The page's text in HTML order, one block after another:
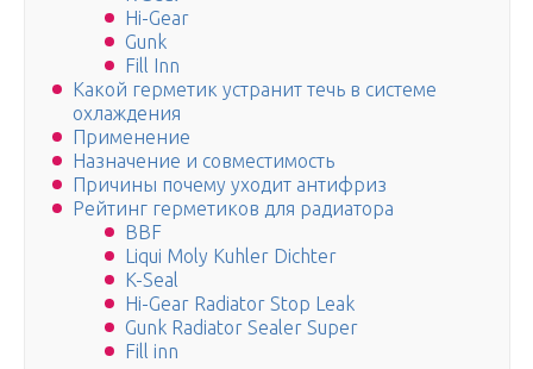
Hi-Gear
Gunk
Fill Inn
Какой герметик устранит течь в системе
охлаждения
Применение
Назначение и совместимость
Причины почему уходит антифриз
Рейтинг герметиков для радиатора
BBF
Liqui Moly Kuhler Dichter
K-Seal
Hi-Gear Radiator Stop Leak
Gunk Radiator Sealer Super
Fill inn